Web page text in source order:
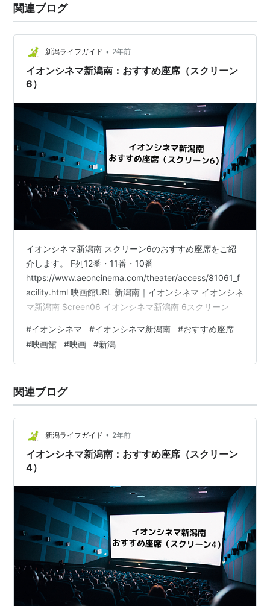
関連ブログ
新潟ライフガイド • 2年前
イオンシネマ新潟南：おすすめ座席（スクリーン
6）
イオンシネマ新潟南 スクリーン6のおすすめ座席をご紹
介します。 F列12番・11番・10番
https://www.aeoncinema.com/theater/access/81061_f
acility.html 映画館URL 新潟南｜イオンシネマ イオンシネ
マ新潟南 Screen06 イオンシネマ新潟南 6スクリーン
#イオンシネマ #イオンシネマ新潟南 #おすすめ座席
#映画館 #映画 #新潟
関連ブログ
新潟ライフガイド • 2年前
イオンシネマ新潟南：おすすめ座席（スクリーン
4）